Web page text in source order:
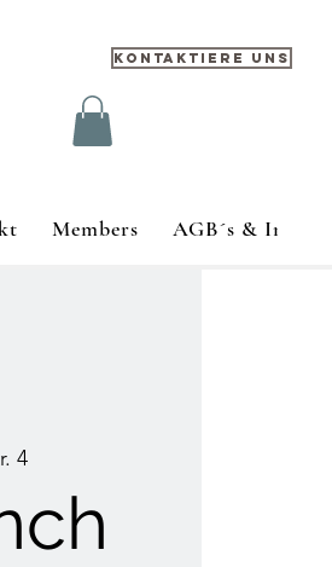
Kontaktiere uns
Members AGB´s &
4